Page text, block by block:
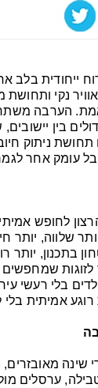
ייחודית בלב
נקי
הערבה
בין
תחושת ניתוק
עומק אחר
לחופש
שלווה, יותר
בתכנון, יותר
שמחפשים
בלי רעשי
אמיתית בלי
שינה
טבילה,